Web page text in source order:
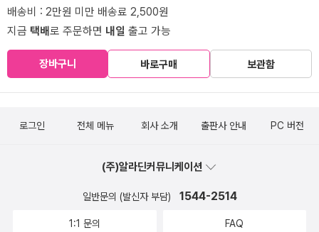
배송비 : 2만원 미만 배송료 2,500원
지금 택배로 주문하면 내일 출고 가능
장바구니 바로구매 보관함
로그인 전체 메뉴 회사 소개 출판사 안내 PC 버전
(주)알라딘커뮤니케이션
일반문의 (발신자 부담) 1544-2514
1:1 문의 FAQ